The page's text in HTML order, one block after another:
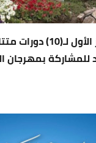
بعد حصد المركز الأول
للمشاركة بمهرجان